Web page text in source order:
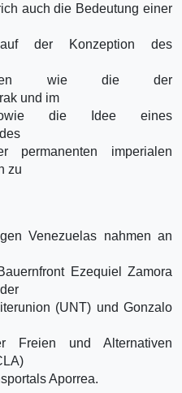
auch die Bedeutung einer
auf der Konzeption des
wie die der
und im
die Idee eines
imperialen
zu
Venezuelas nahmen an
Ezequiel Zamora
(UNT) und Gonzalo
Freien und Alternativen
Aporrea.